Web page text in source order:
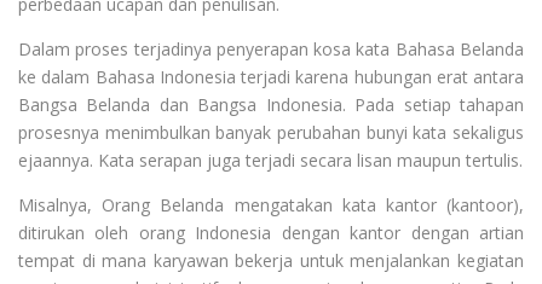
Dalam proses terjadinya penyerapan kosa kata Bahasa Belanda
ke dalam Bahasa Indonesia terjadi karena hubungan erat antara
Bangsa Belanda dan Bangsa Indonesia. Pada setiap tahapan
prosesnya menimbulkan banyak perubahan bunyi kata sekaligus
ejaannya. Kata serapan juga terjadi secara lisan maupun tertulis.
Misalnya, Orang Belanda mengatakan kata kantor (kantoor),
ditirukan oleh orang Indonesia dengan kantor dengan artian
tempat di mana karyawan bekerja untuk menjalankan kegiatan